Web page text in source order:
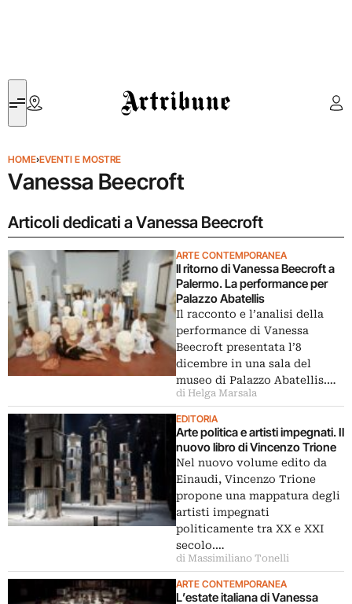
Artribune
HOME›EVENTI E MOSTRE
Vanessa Beecroft
Articoli dedicati a Vanessa Beecroft
ARTE CONTEMPORANEA
ll ritorno di Vanessa Beecroft a
Palermo. La performance per
Palazzo Abatellis
Il racconto e l’analisi della
performance di Vanessa
Beecroft presentata l’8
dicembre in una sala del
museo di Palazzo Abatellis.…
di Helga Marsala
EDITORIA
Arte politica e artisti impegnati. Il
nuovo libro di Vincenzo Trione
Nel nuovo volume edito da
Einaudi, Vincenzo Trione
propone una mappatura degli
artisti impegnati
politicamente tra XX e XXI
secolo.…
di Massimiliano Tonelli
ARTE CONTEMPORANEA
L’estate italiana di Vanessa